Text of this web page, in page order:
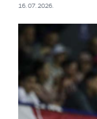
16. 07. 2026.